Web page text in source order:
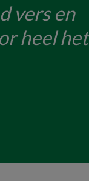
vers en
heel het